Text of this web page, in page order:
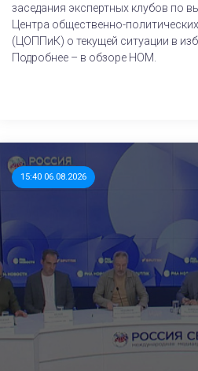
заседания экспертных клубов по
Центра общественно-
(ЦОППиК) о текущей ситуации в
Подробнее – в обзоре НОМ.
15:40 06.08.2026